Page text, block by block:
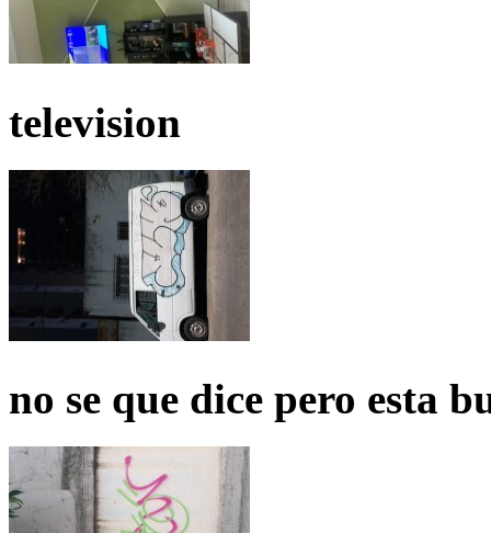
television
no se que dice pero esta